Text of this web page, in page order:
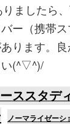
ましたら
ー（携帯ス
ります。
い(^▽^)/
ススタデ
ノーマライゼーシ